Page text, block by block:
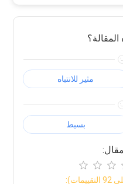
مثير للانتباه
بسيط
92 التقييمات)